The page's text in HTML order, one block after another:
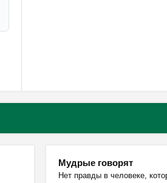
Мудрые говорят
Нет правды в человеке,